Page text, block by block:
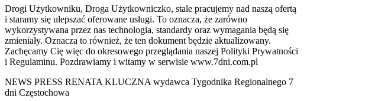
Drogi Użytkowniku, Droga Użytkowniczko, stale pracujemy nad naszą ofertą
i staramy się ulepszać oferowane usługi. To oznacza, że zarówno
wykorzystywana przez nas technologia, standardy oraz wymagania będą się
zmieniały. Oznacza to również, że ten dokument będzie aktualizowany.
Zachęcamy Cię więc do okresowego przeglądania naszej Polityki Prywatności
i Regulaminu. Pozdrawiamy i witamy w serwisie www.7dni.com.pl
NEWS PRESS RENATA KLUCZNA wydawca Tygodnika Regionalnego 7
dni Częstochowa